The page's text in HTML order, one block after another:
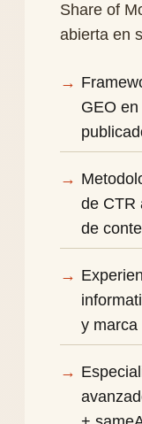
Share of
abierta en
GEO
de CTR
de
y marca